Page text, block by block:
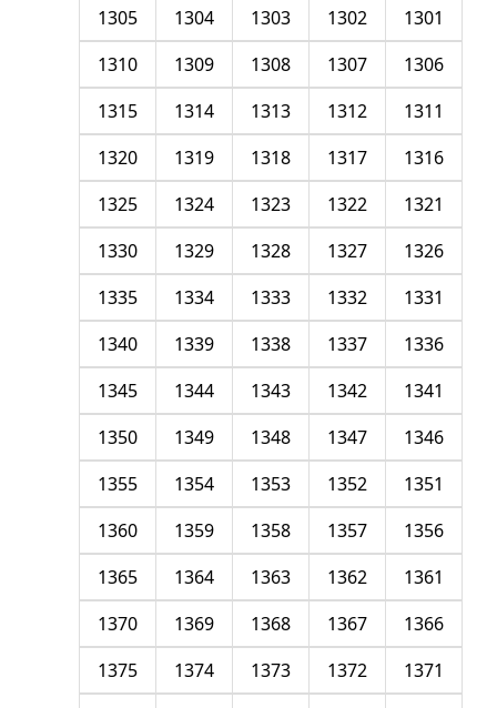
1301
1302
1303
1304
1305
1306
1307
1308
1309
1310
1311
1312
1313
1314
1315
1316
1317
1318
1319
1320
1321
1322
1323
1324
1325
1326
1327
1328
1329
1330
1331
1332
1333
1334
1335
1336
1337
1338
1339
1340
1341
1342
1343
1344
1345
1346
1347
1348
1349
1350
1351
1352
1353
1354
1355
1356
1357
1358
1359
1360
1361
1362
1363
1364
1365
1366
1367
1368
1369
1370
1371
1372
1373
1374
1375